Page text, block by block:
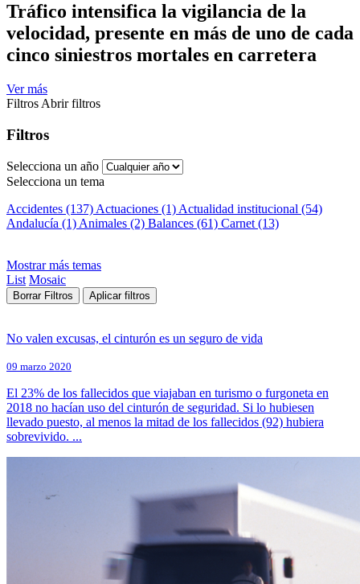
Tráfico intensifica la vigilancia de la
velocidad, presente en más de uno de cada
cinco siniestros mortales en carretera
Ver más
Filtros Abrir filtros
Filtros
Selecciona un año
Selecciona un tema
Accidentes (137) Actuaciones (1) Actualidad institucional (54)
Andalucía (1) Animales (2) Balances (61) Carnet (13)
Mostrar más temas
List Mosaic
Borrar Filtros Aplicar filtros
No valen excusas, el cinturón es un seguro de vida
09 marzo 2020
El 23% de los fallecidos que viajaban en turismo o furgoneta en
2018 no hacían uso del cinturón de seguridad. Si lo hubiesen
llevado puesto, al menos la mitad de los fallecidos (92) hubiera
sobrevivido. ...